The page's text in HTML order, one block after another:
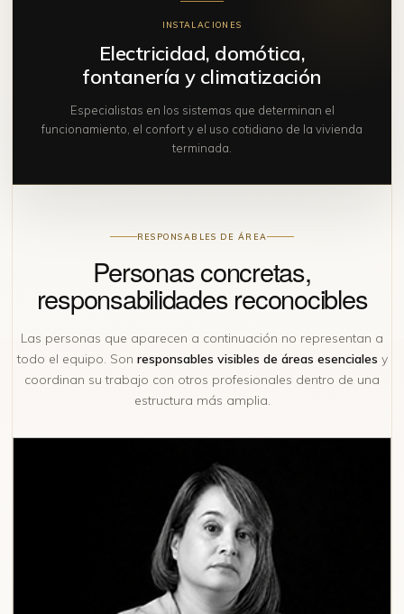
INSTALACIONES
Electricidad, domótica,
fontanería y climatización
Especialistas en los sistemas que determinan el
funcionamiento, el confort y el uso cotidiano de la vivienda
terminada.
RESPONSABLES DE ÁREA
Personas concretas,
responsabilidades reconocibles
Las personas que aparecen a continuación no representan a
todo el equipo. Son responsables visibles de áreas esenciales y
coordinan su trabajo con otros profesionales dentro de una
estructura más amplia.